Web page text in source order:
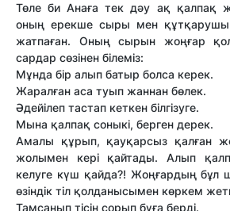
Төле би Анаға тек дәу ақ қалпақ
оның ерекше сыры мен құтқарушы
жатпаған. Оның сырын жоңғар
сардар сөзінен білеміз:
Мұнда бір алып батыр болса керек.
Жаралған аса туып жаннан бөлек.
Әдейілеп тастап кеткен білгізуге.
Мына қалпақ соныкі, берген дерек.
Амалы құрып, қауқарсыз қалған
жолымен кері қайтады. Алып
келуге күш қайда?! Жоңғардың бұл
өзіндік тіл қолданысымен көркем
Тамсанып тісін сорып бұға берді.